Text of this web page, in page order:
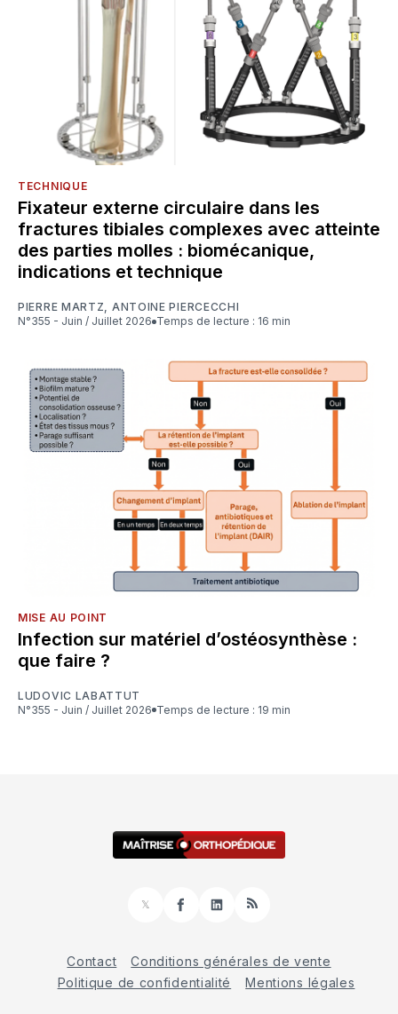
TECHNIQUE
Fixateur externe circulaire dans les
fractures tibiales complexes avec atteinte
des parties molles : biomécanique,
indications et technique
PIERRE MARTZ, ANTOINE PIERCECCHI
N°355 - Juin / Juillet 2026
Temps de lecture : 16 min
MISE AU POINT
Infection sur matériel d’ostéosynthèse :
que faire ?
LUDOVIC LABATTUT
N°355 - Juin / Juillet 2026
Temps de lecture : 19 min
𝕏
FacebookLinkedInRSS
Contact
Conditions générales de vente
Politique de confidentialité
Mentions légales